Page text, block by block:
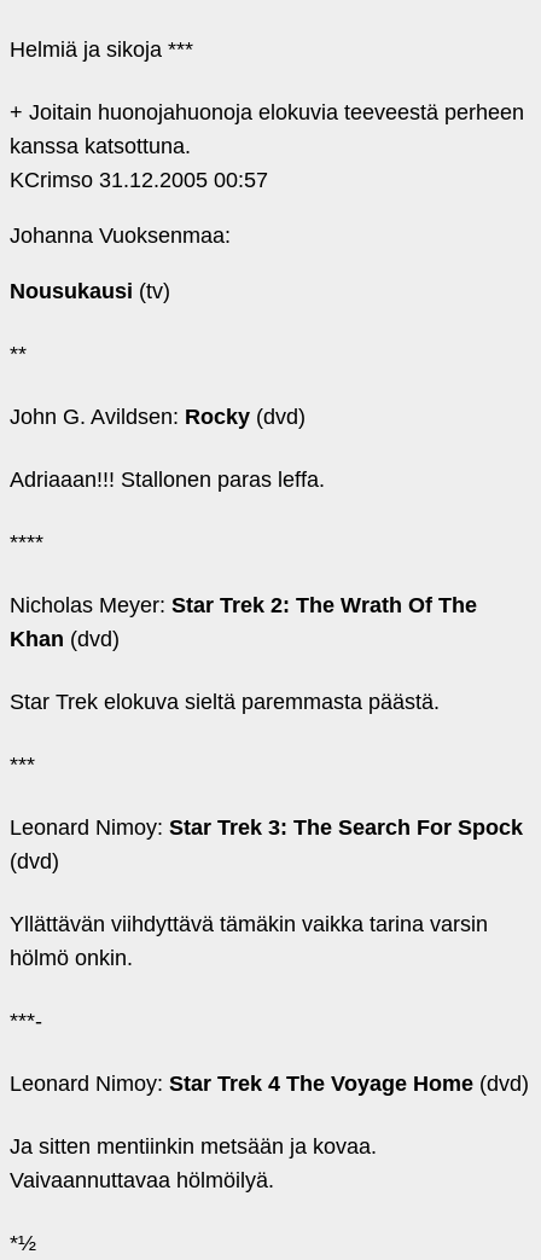
Helmiä ja sikoja ***
+ Joitain huonojahuonoja elokuvia teeveestä perheen
kanssa katsottuna.
KCrimso 31.12.2005 00:57
Johanna Vuoksenmaa:
Nousukausi (tv)
**
John G. Avildsen: Rocky (dvd)
Adriaaan!!! Stallonen paras leffa.
****
Nicholas Meyer: Star Trek 2: The Wrath Of The
Khan (dvd)
Star Trek elokuva sieltä paremmasta päästä.
***
Leonard Nimoy: Star Trek 3: The Search For Spock
(dvd)
Yllättävän viihdyttävä tämäkin vaikka tarina varsin
hölmö onkin.
***-
Leonard Nimoy: Star Trek 4 The Voyage Home (dvd)
Ja sitten mentiinkin metsään ja kovaa.
Vaivaannuttavaa hölmöilyä.
*½